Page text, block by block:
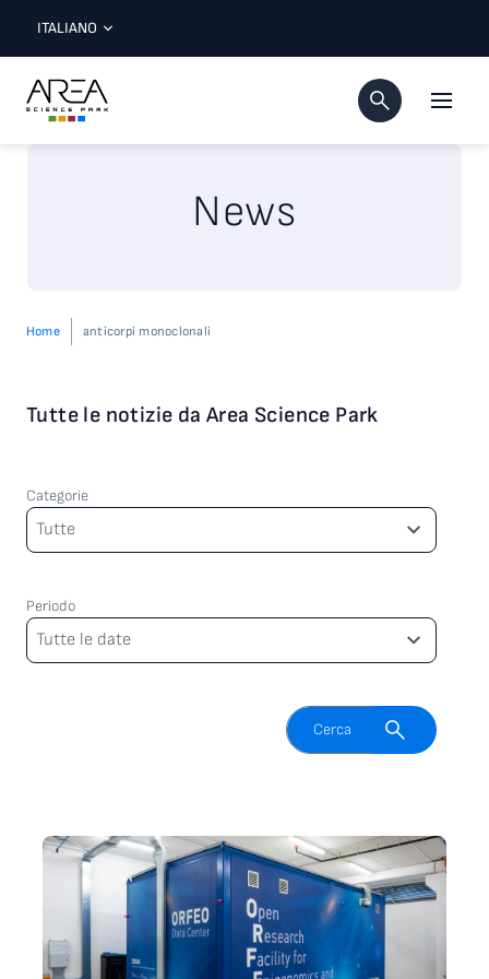
ITALIANO
News
Home anticorpi monoclonali
Tutte le notizie da Area Science Park
Categorie
Categorie
Tutte
Periodo
Periodo
Tutte le date
Attiva il campo di ricerca